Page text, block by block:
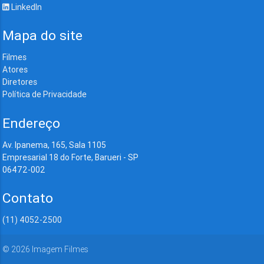
LinkedIn
Mapa do site
Filmes
Atores
Diretores
Política de Privacidade
Endereço
Av. Ipanema, 165, Sala 1105
Empresarial 18 do Forte, Barueri - SP
06472-002
Contato
(11) 4052-2500
© 2026 Imagem Filmes